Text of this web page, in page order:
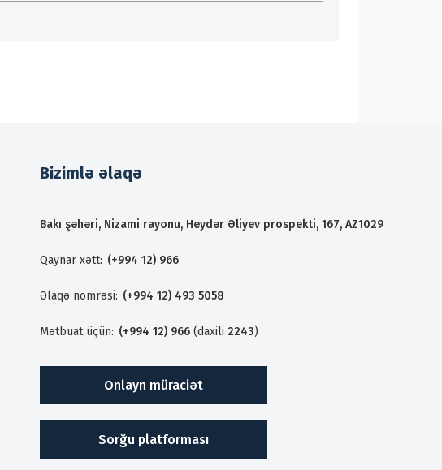
Bizimlə əlaqə
Bakı şəhəri, Nizami rayonu, Heydər Əliyev prospekti, 167, AZ1029
Qaynar xətt: (+994 12) 966
Əlaqə nömrəsi: (+994 12) 493 5058
Mətbuat üçün: (+994 12) 966 (daxili 2243)
Onlayn müraciət
Sorğu platforması